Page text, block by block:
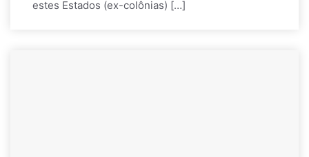
estes Estados (ex-colônias) […]